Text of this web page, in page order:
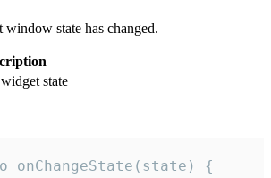
window state has changed.
state
{